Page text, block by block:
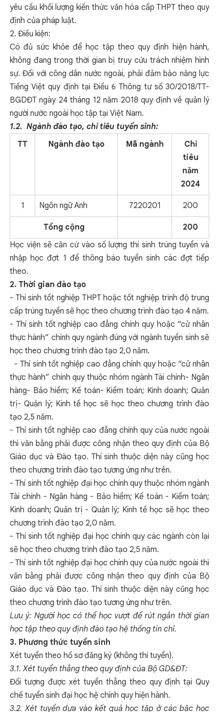
yêu cầu khối lượng kiến thức văn hóa cấp THPT theo quy
định của pháp luật.
2. Điều kiện:
Có đủ sức khỏe để học tập theo quy định hiện hành,
không đang trong thời gian bị truy cứu trách nhiệm hình
sự. Đối với công dân nước ngoài, phải đảm bảo năng lực
Tiếng Việt quy định tại Điều 6 Thông tư số 30/2018/TT-
BGDĐT ngày 24 tháng 12 năm 2018 quy định về quản lý
người nước ngoài học tập tại Việt Nam.
1.2. Ngành đào tạo, chỉ tiêu tuyển sinh:
TT
Ngành đào tạo Mã ngành
Chỉ
tiêu
năm
2024
1 Ngôn ngữ Anh 7220201 200
Tổng cộng
200
Học viện sẽ căn cứ vào số lượng thí sinh trúng tuyển và
nhập học đợt 1 để thông báo tuyển sinh các đợt tiếp
theo.
2. Thời gian đào tạo
- Thí sinh tốt nghiệp THPT hoặc tốt nghiệp trình độ trung
cấp trúng tuyển sẽ học theo chương trình đào tạo 4 năm.
- Thí sinh tốt nghiệp cao đẳng chính quy hoặc “cử nhân
thực hành” chính quy ngành đúng với ngành tuyển sinh sẽ
học theo chương trình đào tạo 2,0 năm.
- Thí sinh tốt nghiệp cao đẳng chính quy hoặc “cử nhân
thực hành” chính quy thuộc nhóm ngành Tài chính- Ngân
hàng- Bảo hiểm; Kế toán- Kiểm toán; Kinh doanh; Quản
trị- Quản lý; Kinh tế học sẽ học theo chương trình đào
tạo 2,5 năm.
- Thí sinh tốt nghiệp cao đẳng chính quy của nước ngoài
thì văn bằng phải được công nhận theo quy định của Bộ
Giáo dục và Đào tạo. Thí sinh thuộc diện này cũng học
theo chương trình đào tạo tương ứng như trên.
- Thí sinh tốt nghiệp đại học chính quy thuộc nhóm ngành
Tài chính - Ngân hàng - Bảo hiểm; Kế toán - Kiểm toán;
Kinh doanh; Quản trị - Quản lý; Kinh tế học sẽ học theo
chương trình đào tạo 2,0 năm.
- Thí sinh tốt nghiệp đại học chính quy các ngành còn lại
sẽ học theo chương trình đào tạo 2,5 năm.
- Thí sinh tốt nghiệp đại học chính quy của nước ngoài thì
văn bằng phải được công nhận theo quy định của Bộ
Giáo dục và Đào tạo. Thí sinh thuộc diện này cũng học
theo chương trình đào tạo tương ứng như trên.
Lưu ý: Người học có thể học vượt để rút ngắn thời gian
học tập theo quy định đào tạo hệ thống tín chỉ.
3. Phương thức tuyển sinh
Xét tuyển theo hồ sơ đăng ký (không thi tuyển).
3.1. Xét tuyển thẳng theo quy định của Bộ GD&ĐT:
Đối tượng được xét tuyển thẳng theo quy định tại Quy
chế tuyển sinh đại học hệ chính quy hiện hành.
3.2. Xét tuyển dựa vào kết quả học tập ở các bậc học